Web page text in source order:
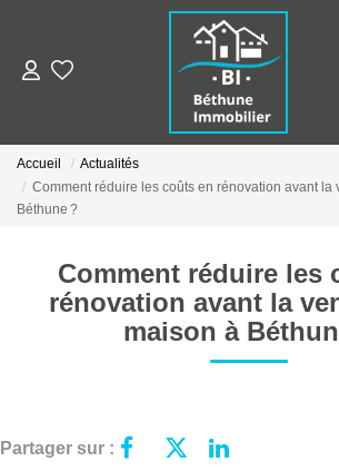
ALERTE MAILS
ESTIMER VOTRE
Qui Sommes Nous
Nos Contacts
NOS BIENS
Accueil
Actualités
Comment réduire les coûts en rénovation avant la
Béthune ?
Comment réduire les
rénovation avant la
maison à
Partager sur :